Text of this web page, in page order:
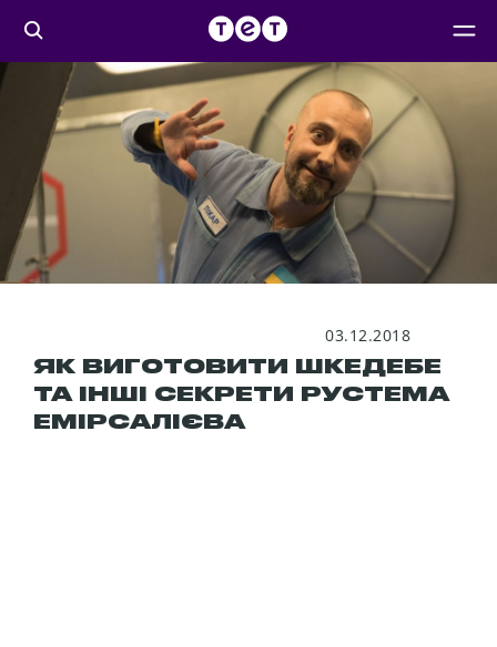
03.12.2018
ЯК ВИГОТОВИТИ ШКЕДЕБЕ
ТА ІНШІ СЕКРЕТИ РУСТЕМА
ЕМІРСАЛІЄВА